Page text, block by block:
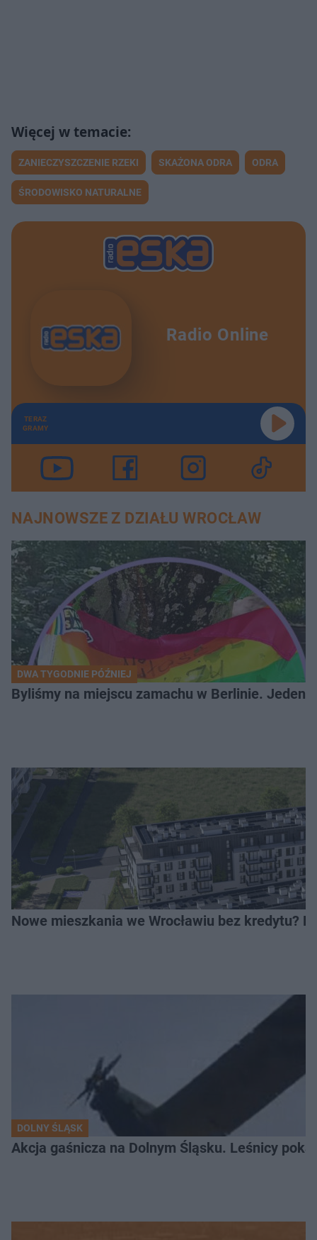
ZANIECZYSZCZENIE RZEKI SKAŻONA ODRA ODRA
ŚRODOWISKO NATURALNE
Radio Online
TERAZ
GRAMY
NAJNOWSZE Z DZIAŁU WROCŁAW
DWA TYGODNIE PÓŹNIEJ
Byliśmy na miejscu zamachu w Berlinie. Jeden
Nowe mieszkania we Wrocławiu bez kredytu?
DOLNY ŚLĄSK
Akcja gaśnicza na Dolnym Śląsku. Leśnicy